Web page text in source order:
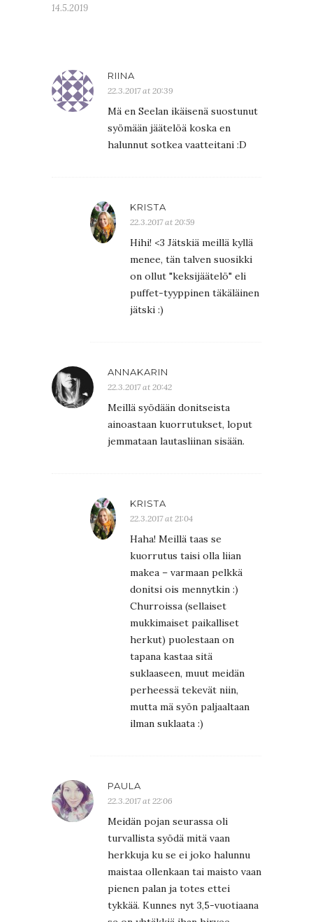
14.5.2019
RIINA
22.3.2017 at 20:39
Mä en Seelan ikäisenä suostunut
syömään jäätelöä koska en
halunnut sotkea vaatteitani :D
KRISTA
22.3.2017 at 20:59
Hihi! <3 Jätskiä meillä kyllä
menee, tän talven suosikki
on ollut "keksijäätelö" eli
puffet-tyyppinen täkäläinen
jätski :)
ANNAKARIN
22.3.2017 at 20:42
Meillä syödään donitseista
ainoastaan kuorrutukset, loput
jemmataan lautasliinan sisään.
KRISTA
22.3.2017 at 21:04
Haha! Meillä taas se
kuorrutus taisi olla liian
makea – varmaan pelkkä
donitsi ois mennytkin :)
Churroissa (sellaiset
mukkimaiset paikalliset
herkut) puolestaan on
tapana kastaa sitä
suklaaseen, muut meidän
perheessä tekevät niin,
mutta mä syön paljaaltaan
ilman suklaata :)
PAULA
22.3.2017 at 22:06
Meidän pojan seurassa oli
turvallista syödä mitä vaan
herkkuja ku se ei joko halunnu
maistaa ollenkaan tai maisto vaan
pienen palan ja totes ettei
tykkää. Kunnes nyt 3,5-vuotiaana